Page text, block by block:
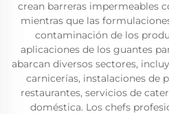
crean barreras impermeables
mientras que las
contaminación de los
aplicaciones de los guantes
abarcan diversos sectores,
carnicerías, instalaciones de
restaurantes, servicios de
doméstica. Los chefs